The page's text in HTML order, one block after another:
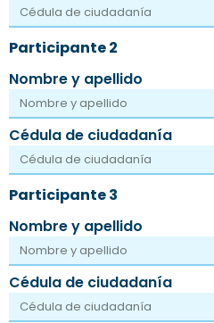
Participante 2
Nombre y apellido
Cédula de ciudadanía
Participante 3
Nombre y apellido
Cédula de ciudadanía